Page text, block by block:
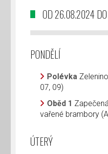
OD 26.08.2024
PONDĚLÍ
Polévka
07, 09)
Oběd 1
vařené brambory
ÚTERÝ